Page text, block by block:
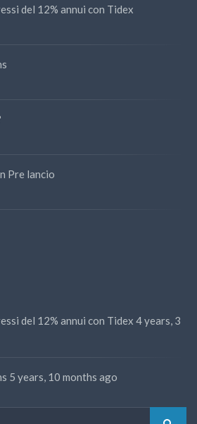
del 12% annui con Tidex
Pre lancio
del 12% annui con Tidex 4 years, 3
5 years, 10 months ago